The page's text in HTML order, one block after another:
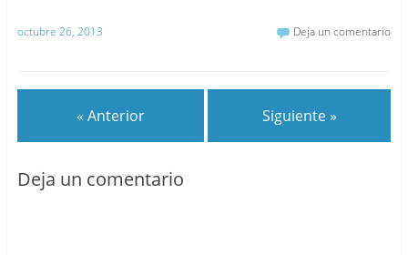
octubre 26, 2013 Deja un comentario
« Anterior Siguiente »
Deja un comentario